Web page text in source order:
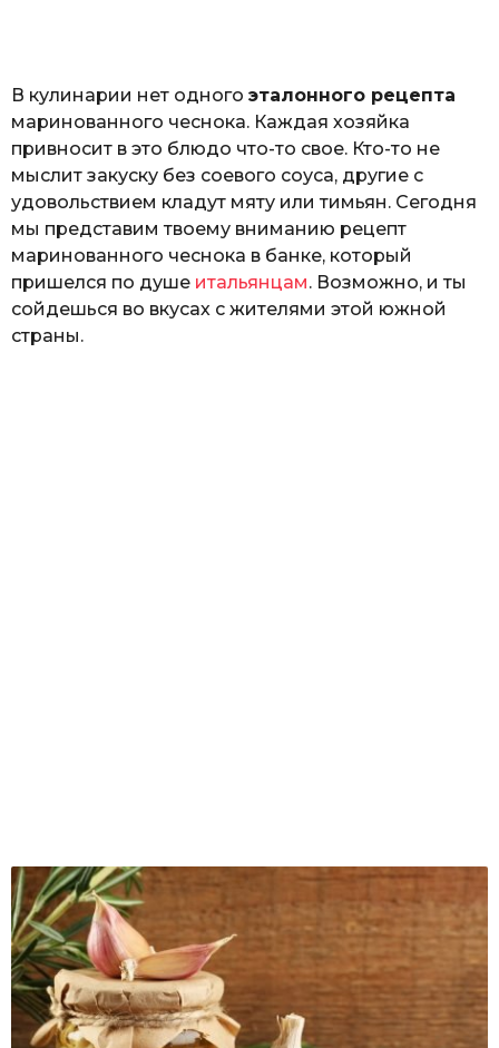
р
к
л
ю
к
В кулинарии нет одного эталонного рецепта
маринованного чеснока. Каждая хозяйка
привносит в это блюдо что-то свое. Кто-то не
мыслит закуску без соевого соуса, другие с
удовольствием кладут мяту или тимьян. Сегодня
мы представим твоему вниманию рецепт
маринованного чеснока в банке, который
пришелся по душе итальянцам. Возможно, и ты
сойдешься во вкусах с жителями этой южной
страны.